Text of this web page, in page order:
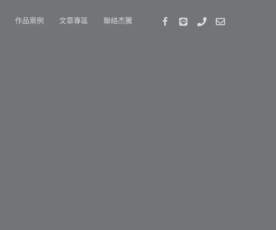
作品案例 文章專區 聯絡杰騰 FacebookStackexchange
Phone Email